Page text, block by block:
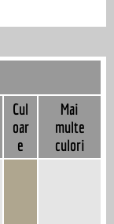
Cul
oar
e
Mai
multe
culori